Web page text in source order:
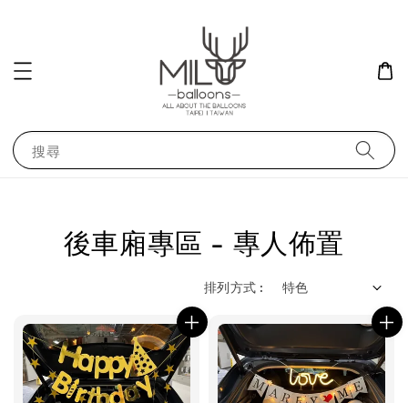
搜尋
後車廂專區 - 專人佈置
排列方式 :